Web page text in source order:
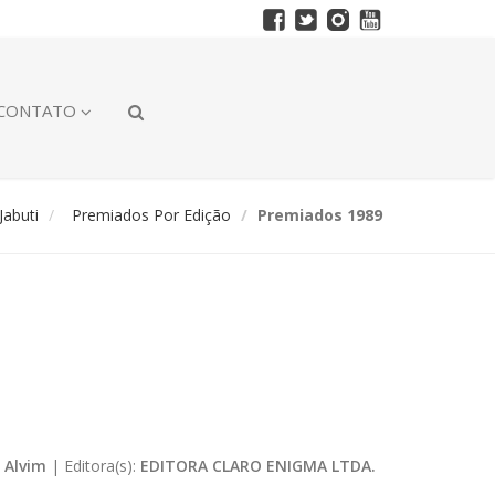
Premiados Por Edição Premiados 1989
Alvim | Editora(s): EDITORA CLARO ENIGMA LTDA.